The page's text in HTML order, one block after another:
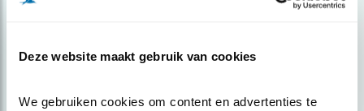
Deze website maakt gebruik van cookies
We gebruiken cookies om content en advertenties te
over vogels en activiteiten van Vogelbescherming.